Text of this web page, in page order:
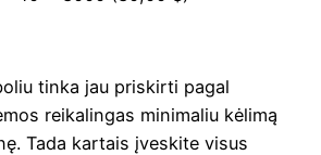
tinka jau priskirti pagal
reikalingas minimaliu kėlimą
Tada kartais įveskite visus